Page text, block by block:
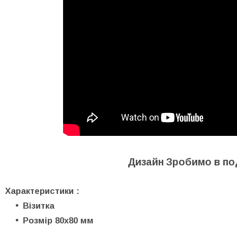
Дизайн Зробимо в
Характеристики :
Візитка
Розмір 80х80 мм